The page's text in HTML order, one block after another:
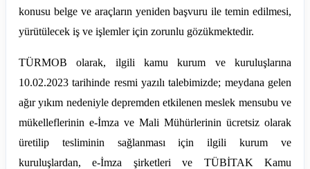
konusu belge ve araçların yeniden başvuru ile temin edilmesi,
yürütülecek iş ve işlemler için zorunlu gözükmektedir.
TÜRMOB olarak, ilgili kamu kurum ve kuruluşlarına
10.02.2023 tarihinde resmi yazılı talebimizde; meydana gelen
ağır yıkım nedeniyle depremden etkilenen meslek mensubu ve
mükelleflerinin e-İmza ve Mali Mühürlerinin ücretsiz olarak
üretilip tesliminin sağlanması için ilgili kurum ve
kuruluşlardan, e-İmza şirketleri ve TÜBİTAK Kamu